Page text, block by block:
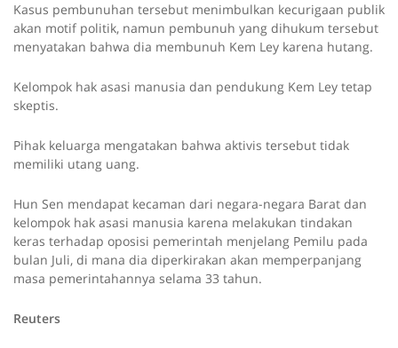
Kasus pembunuhan tersebut menimbulkan kecurigaan publik
akan motif politik, namun pembunuh yang dihukum tersebut
menyatakan bahwa dia membunuh Kem Ley karena hutang.
Kelompok hak asasi manusia dan pendukung Kem Ley tetap
skeptis.
Pihak keluarga mengatakan bahwa aktivis tersebut tidak
memiliki utang uang.
Hun Sen mendapat kecaman dari negara-negara Barat dan
kelompok hak asasi manusia karena melakukan tindakan
keras terhadap oposisi pemerintah menjelang Pemilu pada
bulan Juli, di mana dia diperkirakan akan memperpanjang
masa pemerintahannya selama 33 tahun.
Reuters